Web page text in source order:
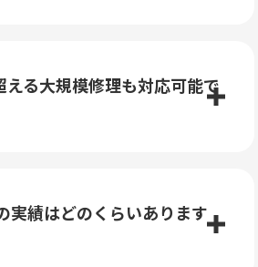
る大規模修理も対応可能で
実績はどのくらいあります